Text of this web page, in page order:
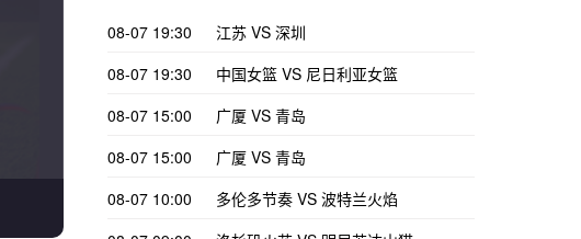
08-07 19:30
江苏 VS 深圳
08-07 19:30
中国女篮 VS 尼日利亚女篮
08-07 15:00
广厦 VS 青岛
08-07 15:00
广厦 VS 青岛
08-07 10:00
多伦多节奏 VS 波特兰火焰